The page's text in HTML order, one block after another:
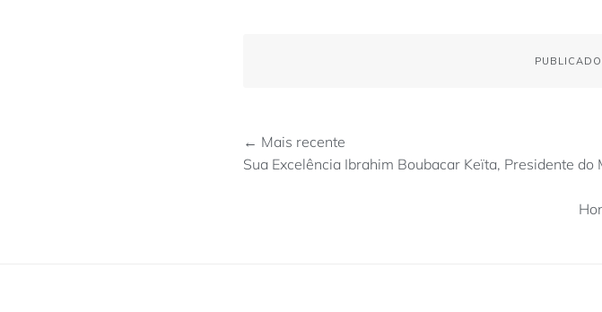
← Mais recente
Sua Excelência Ibrahim Boubacar Keïta, Presidente do